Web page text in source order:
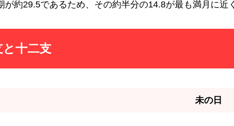
約29.5であるため、その約半分の14.8が最も満月に近
と十二支
未の日